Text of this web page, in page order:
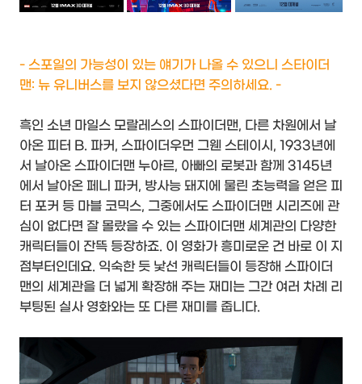
- 스포일의 가능성이 있는 얘기가 나올 수 있으니 스타이더
맨: 뉴 유니버스를 보지 않으셨다면 주의하세요. -
흑인 소년 마일스 모랄레스의 스파이더맨, 다른 차원에서 날
아온 피터 B. 파커, 스파이더우먼 그웬 스테이시, 1933년에
서 날아온 스파이더맨 누아르, 아빠의 로봇과 함께 3145년
에서 날아온 페니 파커, 방사능 돼지에 물린 초능력을 얻은 피
터 포커 등 마블 코믹스, 그중에서도 스파이더맨 시리즈에 관
심이 없다면 잘 몰랐을 수 있는 스파이더맨 세계관의 다양한
캐릭터들이 잔뜩 등장하죠. 이 영화가 흥미로운 건 바로 이 지
점부터인데요. 익숙한 듯 낯선 캐릭터들이 등장해 스파이더
맨의 세계관을 더 넓게 확장해 주는 재미는 그간 여러 차례 리
부팅된 실사 영화와는 또 다른 재미를 줍니다.